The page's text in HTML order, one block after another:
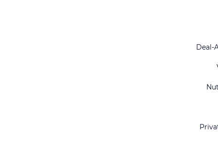
Deal-